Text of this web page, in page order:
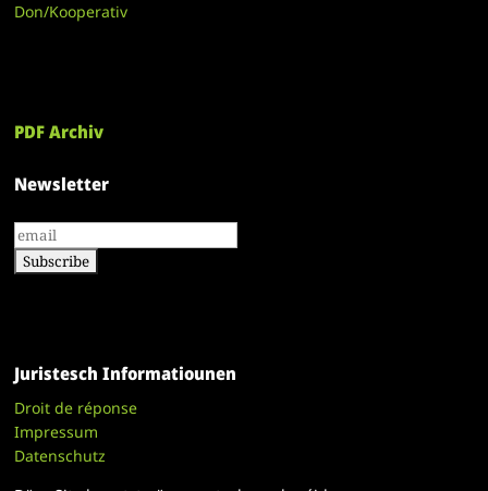
Don/Kooperativ
PDF Archiv
Newsletter
Juristesch Informatiounen
Droit de réponse
Impressum
Datenschutz